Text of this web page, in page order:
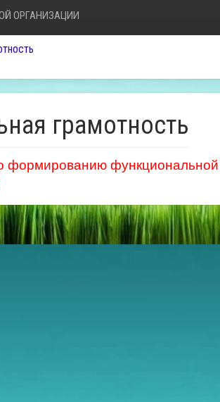
ОРГАНИЗАЦИИ
грамотность
формированию